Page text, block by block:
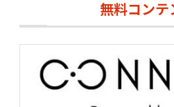
無料コンテ